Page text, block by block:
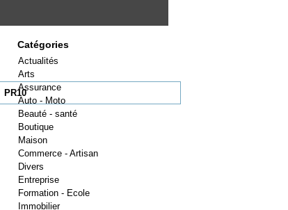
Catégories
Actualités
Arts
Assurance
Auto - Moto
Beauté - santé
Boutique
Maison
Commerce - Artisan
Divers
Entreprise
Formation - Ecole
Immobilier
PR10